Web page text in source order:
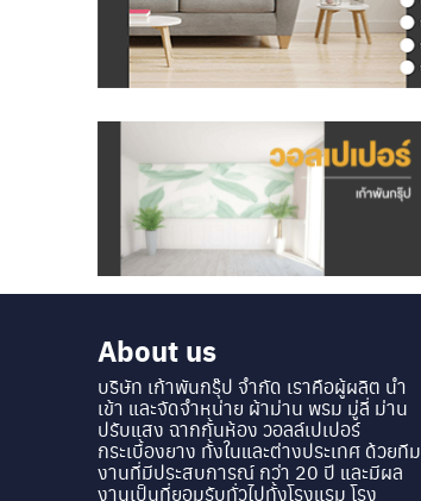
About us
บริษัท เก้าพันกรุ๊ป จำกัด เราคือผู้ผลิต นำ
เข้า และจัดจำหน่าย ผ้าม่าน พรม มู่ลี่ ม่าน
ปรับแสง ฉากกั้นห้อง วอลล์เปเปอร์
กระเบื้องยาง ทั้งในและต่างประเทศ ด้วยทีม
งานที่มีประสบการณ์ กว่า 20 ปี และมีผล
งานเป็นที่ยอมรับทั่วไปทั้งโรงแรม โรง